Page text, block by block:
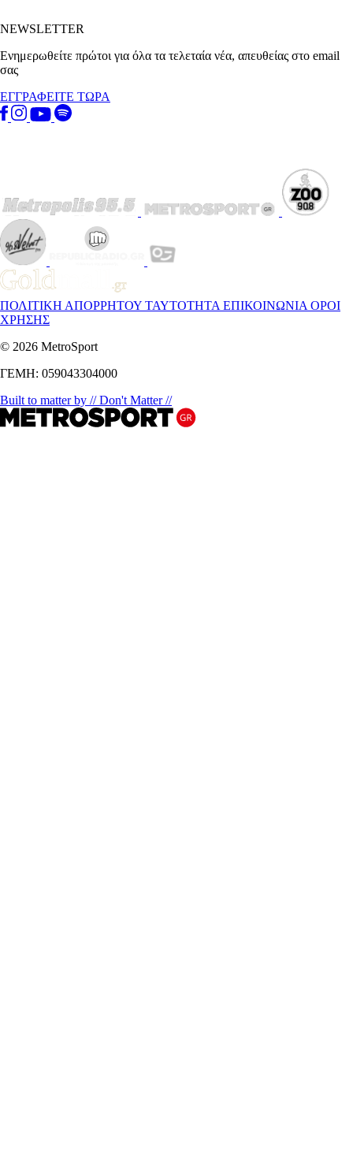
NEWSLETTER
Ενημερωθείτε πρώτοι για όλα τα τελεταία νέα, απευθείας στο email
σας
ΕΓΓΡΑΦΕΙΤΕ ΤΩΡΑ
ΠΟΛΙΤΙΚΗ ΑΠΟΡΡΗΤΟΥ ΤΑΥΤΟΤΗΤΑ ΕΠΙΚΟΙΝΩΝΙΑ ΟΡΟΙ
ΧΡΗΣΗΣ
© 2026 MetroSport
ΓΕΜΗ: 059043304000
Built to matter by // Don't Matter //